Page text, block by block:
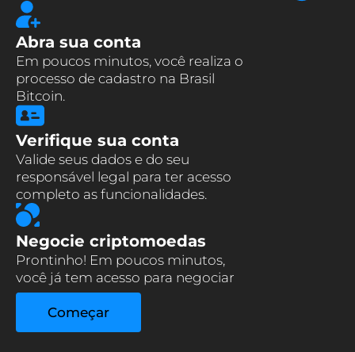
Abra sua conta
Em poucos minutos, você realiza o
processo de cadastro na Brasil
Bitcoin.
Verifique sua conta
Valide seus dados e do seu
responsável legal para ter acesso
completo as funcionalidades.
Negocie criptomoedas
Prontinho! Em poucos minutos,
você já tem acesso para negociar
com segurança.
Começar